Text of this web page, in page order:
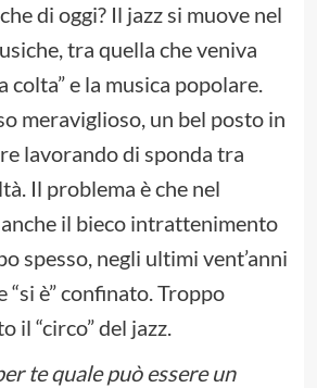
di oggi? Il jazz si muove nel
tra quella che veniva
colta” e la musica popolare.
meraviglioso, un bel posto in
lavorando di sponda tra
Il problema è che nel
il bieco intrattenimento
spesso, negli ultimi vent’anni
“si è” confinato. Troppo
il “circo” del jazz.
te quale può essere un